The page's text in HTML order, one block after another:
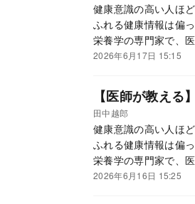
健康意識の高い人ほ
ふれる健康情報は偏
栄養学の専門家で、
「一生役立つ食事の
2026年6月17日 15:15
【医師が教え
田中越郎
健康意識の高い人ほ
ふれる健康情報は偏
栄養学の専門家で、
「一生役立つ食事の
2026年6月16日 15:25